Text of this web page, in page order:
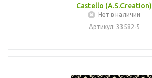
Castello (A.S.Creation)
Нет в наличии
Артикул: 33582-5